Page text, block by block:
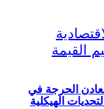
الحرجة في
الهيكلية